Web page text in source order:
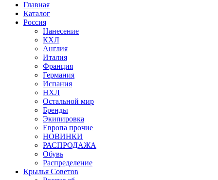
Главная
Каталог
Россия
Нанесение
КХЛ
Англия
Италия
Франция
Германия
Испания
НХЛ
Остальной мир
Бренды
Экипировка
Европа прочие
НОВИНКИ
РАСПРОДАЖА
Обувь
Распределение
Крылья Советов